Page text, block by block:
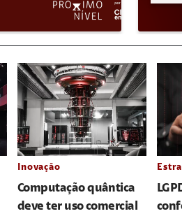
Inovação
Computação quântica
deve ter uso comercial